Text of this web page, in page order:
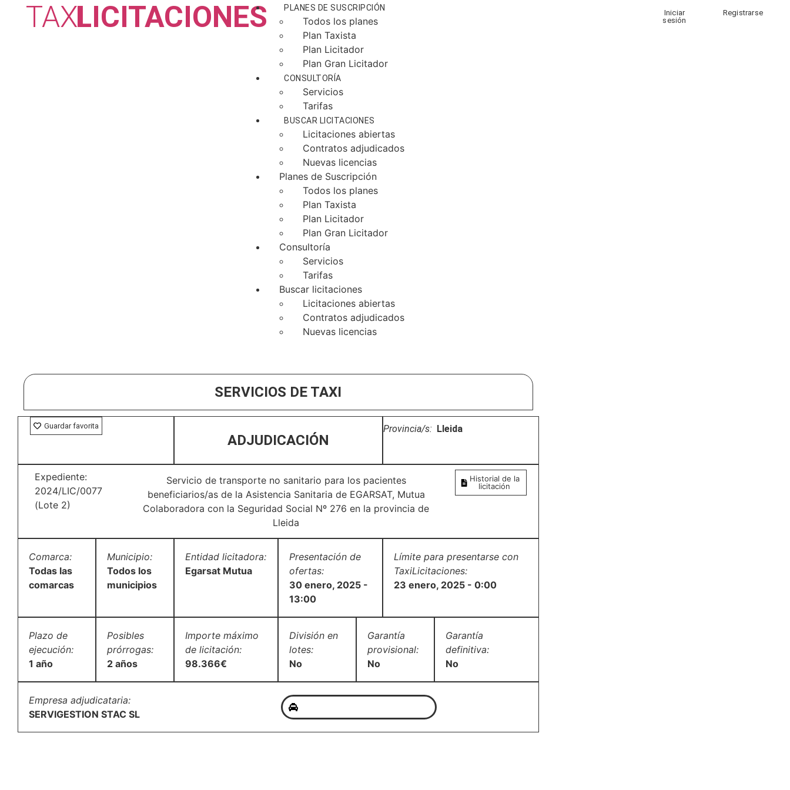
TAXILICITACIONES PLANES DE SUSCRIPCIÓN
Todos los planes
Plan Taxista
Plan Licitador
Plan Gran Licitador
CONSULTORÍA
Servicios
Tarifas
BUSCAR LICITACIONES
Licitaciones abiertas
Contratos adjudicados
Nuevas licencias
Planes de Suscripción
Todos los planes
Plan Taxista
Plan Licitador
Plan Gran Licitador
Consultoría
Servicios
Tarifas
Buscar licitaciones
Licitaciones abiertas
Contratos adjudicados
Nuevas licencias
Iniciar
sesión
Registrarse
SERVICIOS DE TAXI
Guardar favorita
ADJUDICACIÓN
Provincia/s: Lleida
Expediente:
2024/LIC/0077
(Lote 2)
Servicio de transporte no sanitario para los pacientes
beneficiarios/as de la Asistencia Sanitaria de EGARSAT, Mutua
Colaboradora con la Seguridad Social Nº 276 en la provincia de
Lleida
Historial de la
licitación
Comarca:
Todas las
comarcas
Municipio:
Todos los
municipios
Entidad licitadora:
Egarsat Mutua
Presentación de
ofertas:
30 enero, 2025 -
13:00
Límite para presentarse con
TaxiLicitaciones:
23 enero, 2025 - 0:00
Plazo de
ejecución:
1 año
Posibles
prórrogas:
2 años
Importe máximo
de licitación:
98.366€
División en
lotes:
No
Garantía
provisional:
No
Garantía
definitiva:
No
Empresa adjudicataria:
SERVIGESTION STAC SL